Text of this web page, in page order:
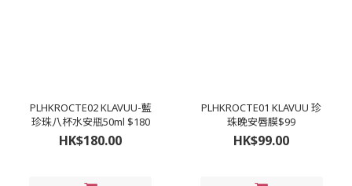
PLHKROCTE02 KLAVUU-藍
珍珠八杯水安瓶50ml $180
HK$180.00
PLHKROCTE01 KLAVUU 珍
珠晚安唇膜$99
HK$99.00